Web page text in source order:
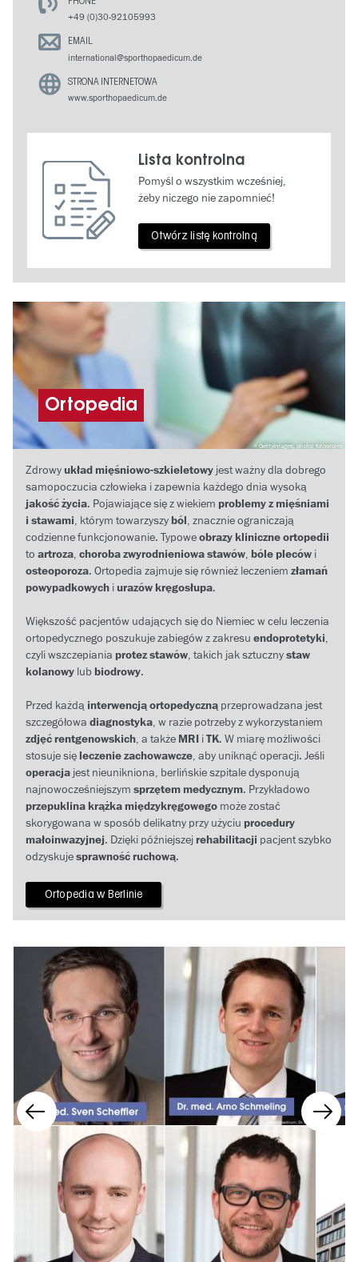
+49 (0)30-92105993
EMAIL
international@sporthopaedicum.de
STRONA INTERNETOWA
www.sporthopaedicum.de
Lista kontrolna
Pomyśl o wszystkim wcześniej,
żeby niczego nie zapomnieć!
Otwórz listę kontrolną
GettyImages, photo: fotostorm
Ortopedia
Zdrowy układ mięśniowo-szkieletowy jest ważny dla dobrego
samopoczucia człowieka i zapewnia każdego dnia wysoką
jakość życia. Pojawiające się z wiekiem problemy z mięśniami
i stawami, którym towarzyszy ból, znacznie ograniczają
codzienne funkcjonowanie. Typoweobrazy kliniczne ortopedii
to artroza, choroba zwyrodnieniowa stawów, bóle pleców i
osteoporoza. Ortopedia zajmuje się również leczeniem złamań
powypadkowych i urazów kręgosłupa.
Większość pacjentów udających się do Niemiec w celu leczenia
ortopedycznego poszukuje zabiegów z zakresu endoprotetyki,
czyli wszczepiania protez stawów, takich jak sztucznystaw
kolanowy lub biodrowy.
Przed każdą interwencją ortopedyczną przeprowadzana jest
szczegółowa diagnostyka, w razie potrzeby z wykorzystaniem
zdjęć rentgenowskich, a także MRI iTK. W miarę możliwości
stosuje się leczenie zachowawcze, aby uniknąć operacji. Jeśli
operacja jest nieunikniona, berlińskie szpitale dysponują
najnowocześniejszym sprzętem medycznym. Przykładowo
przepuklina krążka międzykręgowego może zostać
skorygowana w sposób delikatny przy użyciu procedury
małoinwazyjnej. Dzięki późniejszej rehabilitacji pacjent szybko
odzyskujesprawność ruchową.
Ortopedia w Berlinie